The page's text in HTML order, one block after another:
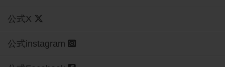
公式X
公式instagram